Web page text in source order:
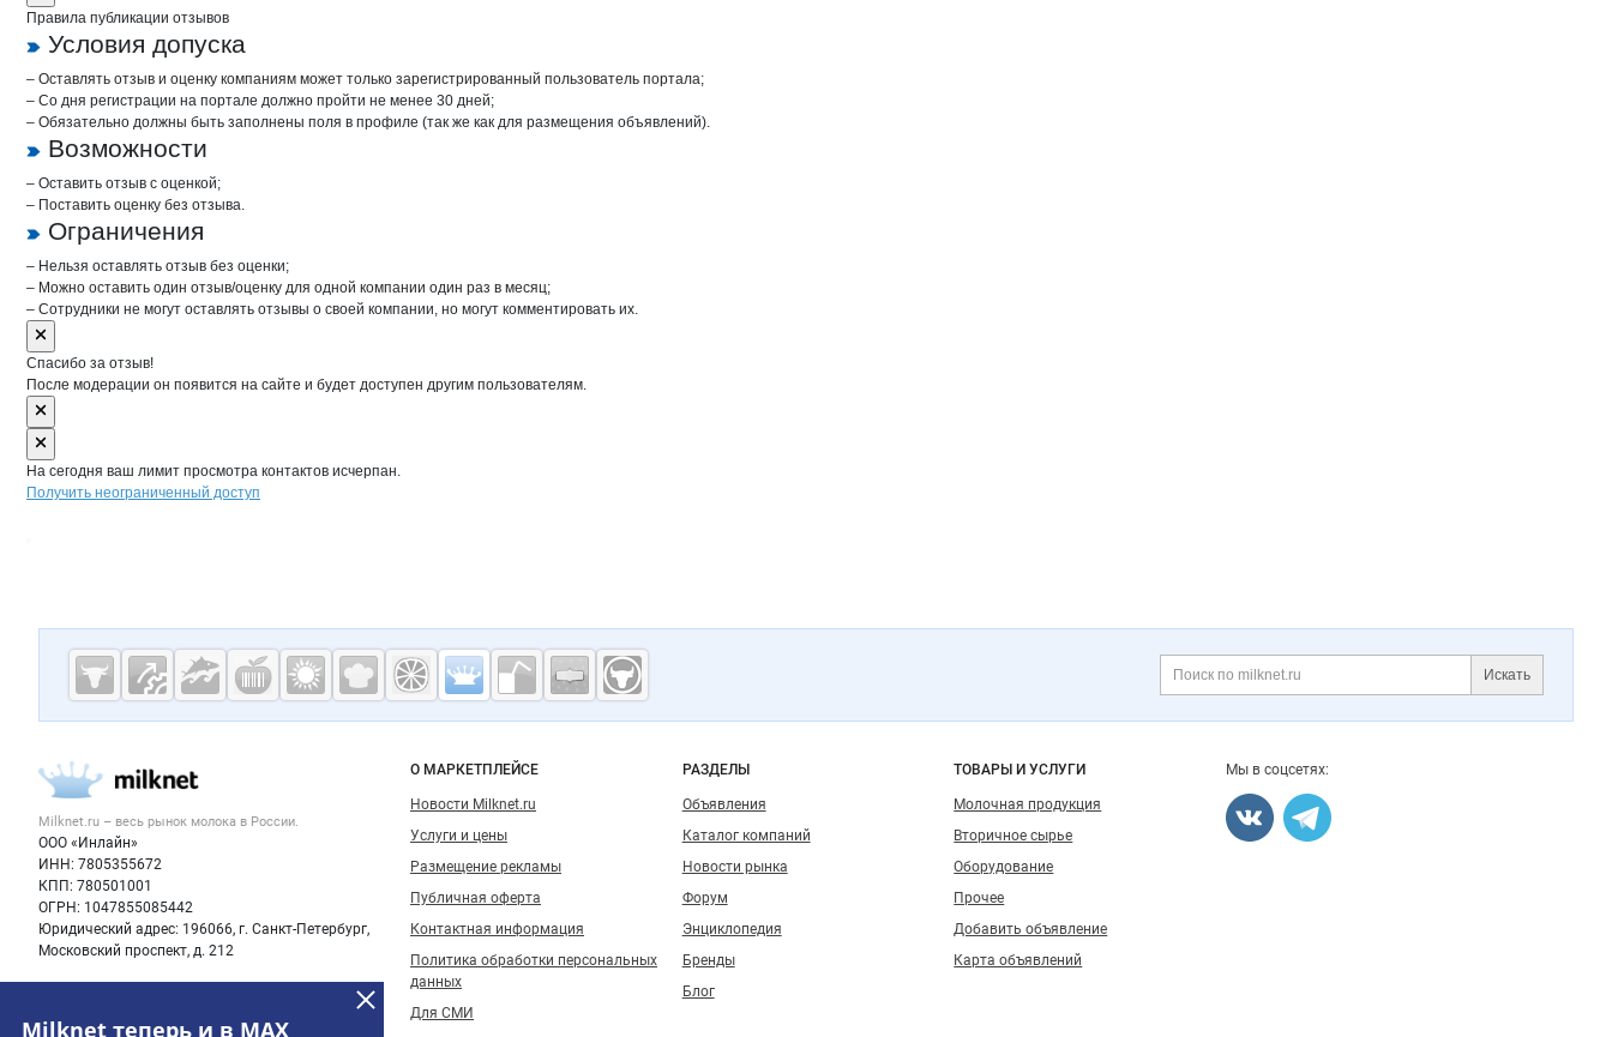
Правила публикации отзывов
Условия допуска
– Оставлять отзыв и оценку компаниям может только зарегистрированный пользователь портала;
– Со дня регистрации на портале должно пройти не менее 30 дней;
– Обязательно должны быть заполнены поля в профиле (так же как для размещения объявлений).
Возможности
– Оставить отзыв с оценкой;
– Поставить оценку без отзыва.
Ограничения
– Нельзя оставлять отзыв без оценки;
– Можно оставить один отзыв/оценку для одной компании один раз в месяц;
– Сотрудники не могут оставлять отзывы о своей компании, но могут комментировать их.
Спасибо за отзыв!
После модерации он появится на сайте и будет доступен другим пользователям.
На сегодня ваш лимит просмотра контактов исчерпан.
Получить неограниченный доступ
Milknet теперь и в MAX
Дополнительная информация
Искать
Cсылки на полезные проекты
Молочная
промышленность
Milknet.ru
Важные разделы и контакты
Milknet.ru – весь рынок молока в России.
ООО «Инлайн»
ИНН: 7805355672
КПП: 780501001
ОГРН: 1047855085442
Юридический адрес: 196066, г. Санкт-Петербург,
Московский проспект, д. 212
Навигация по сайту
О МАРКЕТПЛЕЙСЕ
Новости Milknet.ru
Услуги и цены
Размещение рекламы
Публичная оферта
Контактная информация
Политика обработки персональных
данных
Для СМИ
РАЗДЕЛЫ
Объявления
Каталог компаний
Новости рынка
Форум
Энциклопедия
Бренды
Блог
ТОВАРЫ И УСЛУГИ
Молочная продукция
Вторичное сырье
Оборудование
Прочее
Добавить объявление
Карта объявлений
Мы в соцсетях: